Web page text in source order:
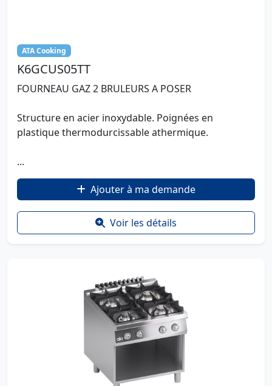
ATA Cooking
K6GCUS05TT
FOURNEAU GAZ 2 BRULEURS A POSER
Structure en acier inoxydable. Poignées en
plastique thermodurcissable athermique.
...
Ajouter à ma demande
Voir les détails